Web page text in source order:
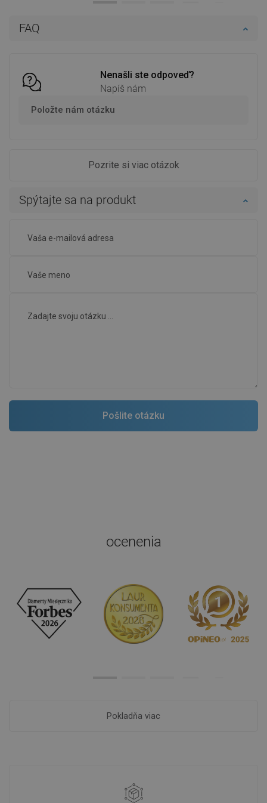
FAQ
Nenašli ste odpoveď?
Napíš nám
Položte nám otázku
Pozrite si viac otázok
Spýtajte sa na produkt
ocenenia
Pokladňa viac